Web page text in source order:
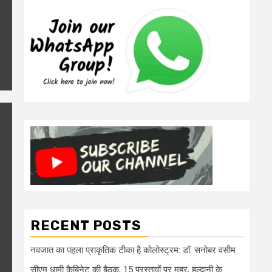
RECENT POSTS
नवजात का पहला प्राकृतिक टीका है कोलोस्ट्रम: डॉ. सनोबर वसीम
सीएम धामी कैबिनेट की बैठक, 15 प्रस्तावों पर मुहर, हल्द्वानी के